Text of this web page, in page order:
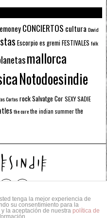
CONCIERTOS cultura David
Escorpioes gremiFESTIVALES folk
mallorca
Notodoesindie
CortosrockSalvatge CorSEXY SADIE
the curethe indian summerthe
reservados.
tenga la mejor experiencia de
su consentimiento para la
la aceptación de nuestra política de